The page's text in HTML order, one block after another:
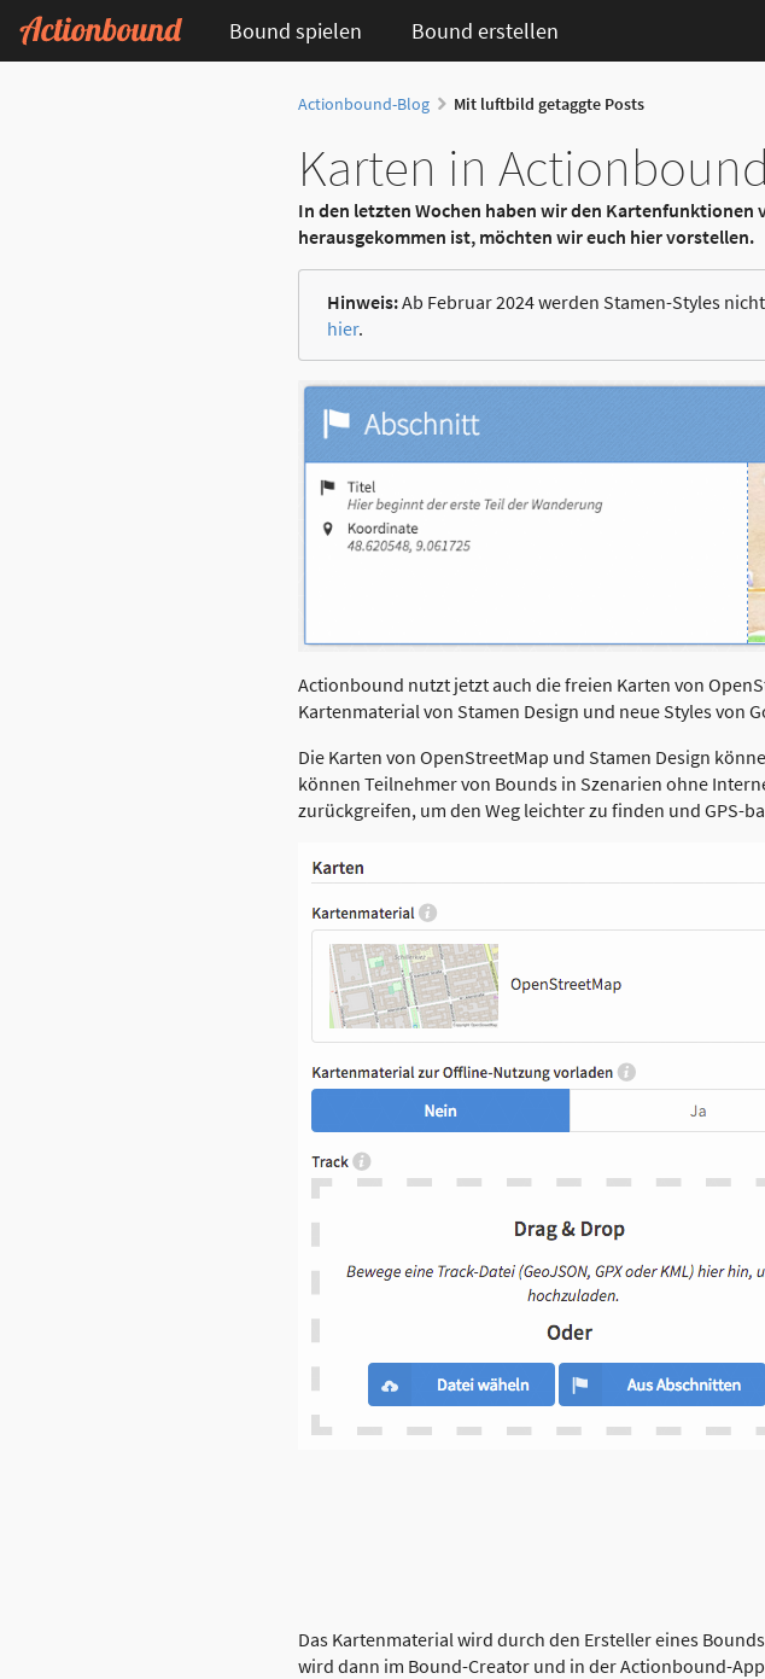
Bound spielen Bound erstellen
Actionbound-Blog Mit luftbild getaggte Posts
Karten in Actionbound
In den letzten Wochen haben wir den Kartenfunktionen
herausgekommen ist, möchten wir euch hier vorstellen.
Hinweis:Ab Februar 2024 werden Stamen-Styles
hier.
Actionbound nutzt jetzt auch die freien Karten von
Kartenmaterial von Stamen Design und neue Styles von
Die Karten von OpenStreetMap und Stamen Design
können Teilnehmer von Bounds in Szenarien ohne
zurückgreifen, um den Weg leichter zu finden und GPS-
Das Kartenmaterial wird durch den Ersteller eines
wird dann im Bound-Creator und in der Actionbound-